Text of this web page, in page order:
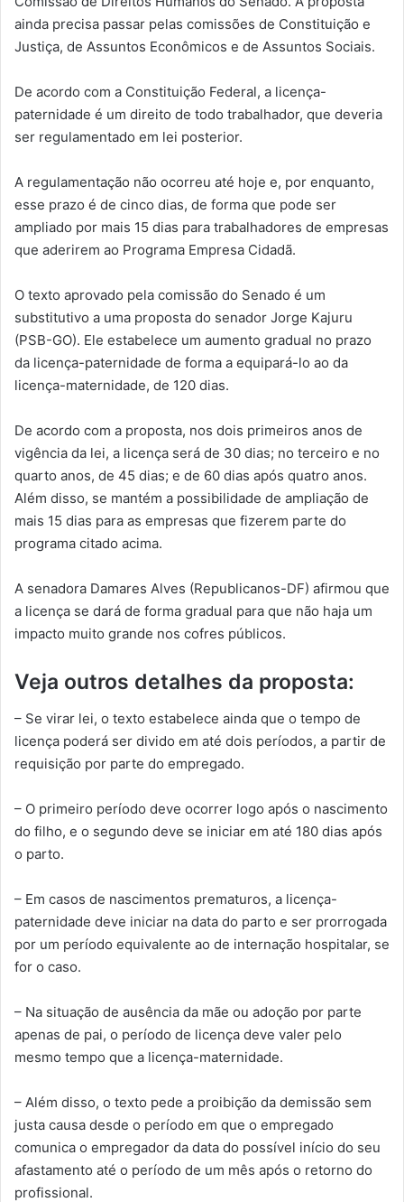
ainda precisa passar pelas comissões de Constituição e
Justiça, de Assuntos Econômicos e de Assuntos Sociais.
De acordo com a Constituição Federal, a licença-
paternidade é um direito de todo trabalhador, que deveria
ser regulamentado em lei posterior.
A regulamentação não ocorreu até hoje e, por enquanto,
esse prazo é de cinco dias, de forma que pode ser
ampliado por mais 15 dias para trabalhadores de empresas
que aderirem ao Programa Empresa Cidadã.
O texto aprovado pela comissão do Senado é um
substitutivo a uma proposta do senador Jorge Kajuru
(PSB-GO). Ele estabelece um aumento gradual no prazo
da licença-paternidade de forma a equipará-lo ao da
licença-maternidade, de 120 dias.
De acordo com a proposta, nos dois primeiros anos de
vigência da lei, a licença será de 30 dias; no terceiro e no
quarto anos, de 45 dias; e de 60 dias após quatro anos.
Além disso, se mantém a possibilidade de ampliação de
mais 15 dias para as empresas que fizerem parte do
programa citado acima.
A senadora Damares Alves (Republicanos-DF) afirmou que
a licença se dará de forma gradual para que não haja um
impacto muito grande nos cofres públicos.
Veja outros detalhes da proposta:
– Se virar lei, o texto estabelece ainda que o tempo de
licença poderá ser divido em até dois períodos, a partir de
requisição por parte do empregado.
– O primeiro período deve ocorrer logo após o nascimento
do filho, e o segundo deve se iniciar em até 180 dias após
o parto.
– Em casos de nascimentos prematuros, a licença-
paternidade deve iniciar na data do parto e ser prorrogada
por um período equivalente ao de internação hospitalar, se
for o caso.
– Na situação de ausência da mãe ou adoção por parte
apenas de pai, o período de licença deve valer pelo
mesmo tempo que a licença-maternidade.
– Além disso, o texto pede a proibição da demissão sem
justa causa desde o período em que o empregado
comunica o empregador da data do possível início do seu
afastamento até o período de um mês após o retorno do
profissional.